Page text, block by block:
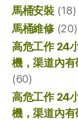
馬桶安裝(18)
馬桶維修(20)
高危工作 24
機，渠道內
(60)
高危工作 24
機，渠道內